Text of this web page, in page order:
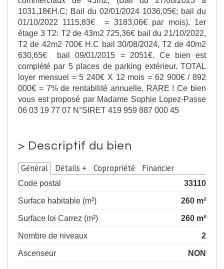
1031,18€H.C; Bail du 02/01/2024 1036,05€; bail du
01/10/2022 1115,83€ = 3183,06€ par mois). 1er
étage 3 T2: T2 de 43m2 725,36€ bail du 21/10/2022,
T2 de 42m2 700€ H.C bail 30/08/2024, T2 de 40m2
630,65€ bail 09/01/2015 = 2051€. Ce bien est
complété par 5 places de parking extérieur. TOTAL
loyer mensuel = 5 240€ X 12 mois = 62 900€ / 892
000€ = 7% de rentabilité annuelle. RARE ! Ce bien
vous est proposé par Madame Sophie Lopez-Passe
06 03 19 77 07 N°SIRET 419 959 887 000 45
> Descriptif du bien
Général Détails + Copropriété Financier
Code postal
33110
Surface habitable (m²)
260 m²
Surface loi Carrez (m²)
260 m²
Nombre de niveaux
2
Ascenseur
NON